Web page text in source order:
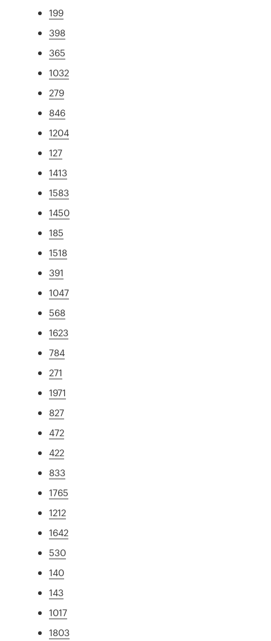
199
398
365
1032
279
846
1204
127
1413
1583
1450
185
1518
391
1047
568
1623
784
271
1971
827
472
422
833
1765
1212
1642
530
140
143
1017
1803